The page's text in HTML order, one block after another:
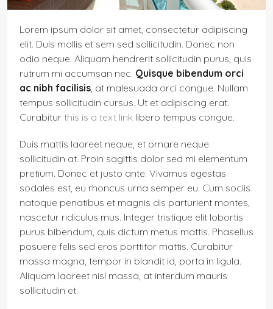
Lorem ipsum dolor sit amet, consectetur adipiscing
elit. Duis mollis et sem sed sollicitudin. Donec non
odio neque. Aliquam hendrerit sollicitudin purus, quis
rutrum mi accumsan nec. Quisque bibendum orci
ac nibh facilisis , at malesuada orci congue. Nullam
tempus sollicitudin cursus. Ut et adipiscing erat.
Curabitur this is a text link libero tempus congue.
Duis mattis laoreet neque, et ornare neque
sollicitudin at. Proin sagittis dolor sed mi elementum
pretium. Donec et justo ante. Vivamus egestas
sodales est, eu rhoncus urna semper eu. Cum sociis
natoque penatibus et magnis dis parturient montes,
nascetur ridiculus mus. Integer tristique elit lobortis
purus bibendum, quis dictum metus mattis. Phasellus
posuere felis sed eros porttitor mattis. Curabitur
massa magna, tempor in blandit id, porta in ligula.
Aliquam laoreet nisl massa, at interdum mauris
sollicitudin et.